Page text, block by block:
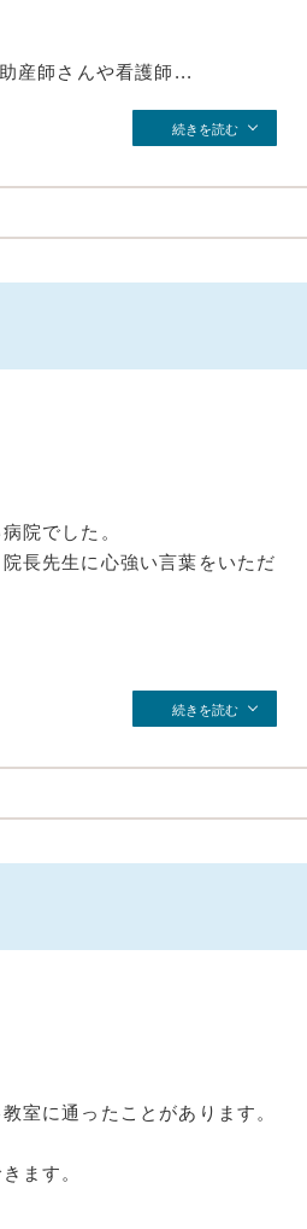
産師さんや看護師...
続きを読む
院でした。
長先生に心強い言葉をいただ
続きを読む
室に通ったことがあります。
ます。